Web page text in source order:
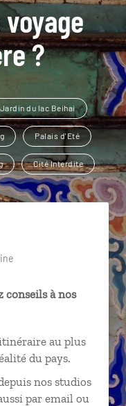
?
Jardin du lac Beihai
Palais d'Eté
Cité Interdite
conseils à nos
au plus
du pays.
nos studios
par email ou